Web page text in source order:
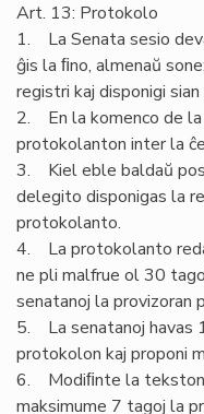
Art. 13: Protokolo
1. La Senata sesio
ĝis la ﬁno, almenaŭ
registri kaj disponigi
2. En la komenco de la
protokolanton inter la
3. Kiel eble baldaŭ
delegito disponigas la
protokolanto.
4. La protokolanto
ne pli malfrue ol 30
senatanoj la provizoran
5. La senatanoj havas
protokolon kaj proponi
6. Modiﬁnte la tekston
maksimume 7 tagoj la